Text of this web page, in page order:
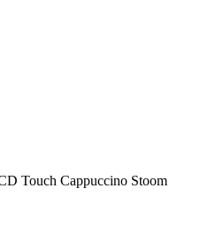
Touch Cappuccino Stoom